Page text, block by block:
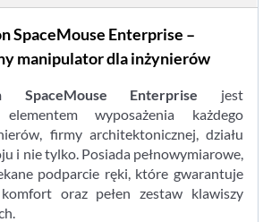
SpaceMouse Enterprise –
manipulator dla inżynierów
SpaceMouse Enterprise jest
elementem wyposażenia każdego
firmy architektonicznej, działu
i nie tylko. Posiada pełnowymiarowe,
podparcie ręki, które gwarantuje
oraz pełen zestaw klawiszy